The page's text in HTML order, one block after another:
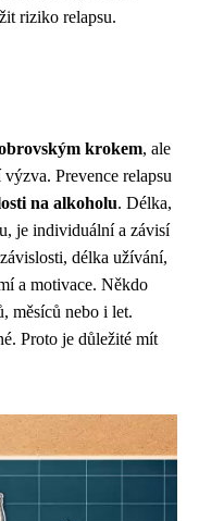
riziko relapsu.
krokem, ale
Prevence relapsu
na alkoholu. Délka,
je individuální a závisí
délka užívání,
a motivace. Někdo
měsíců nebo i let.
Proto je důležité mít